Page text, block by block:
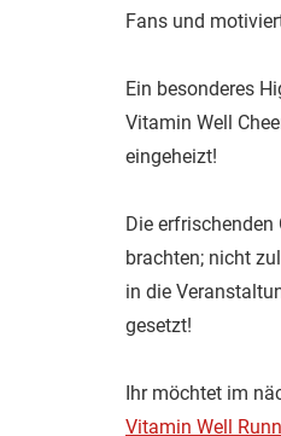
Fans und
Ein besonderes
Vitamin Well
eingeheizt!
Die
brachten; nicht
in die
gesetzt!
Ihr möchtet im
Vitamin Well